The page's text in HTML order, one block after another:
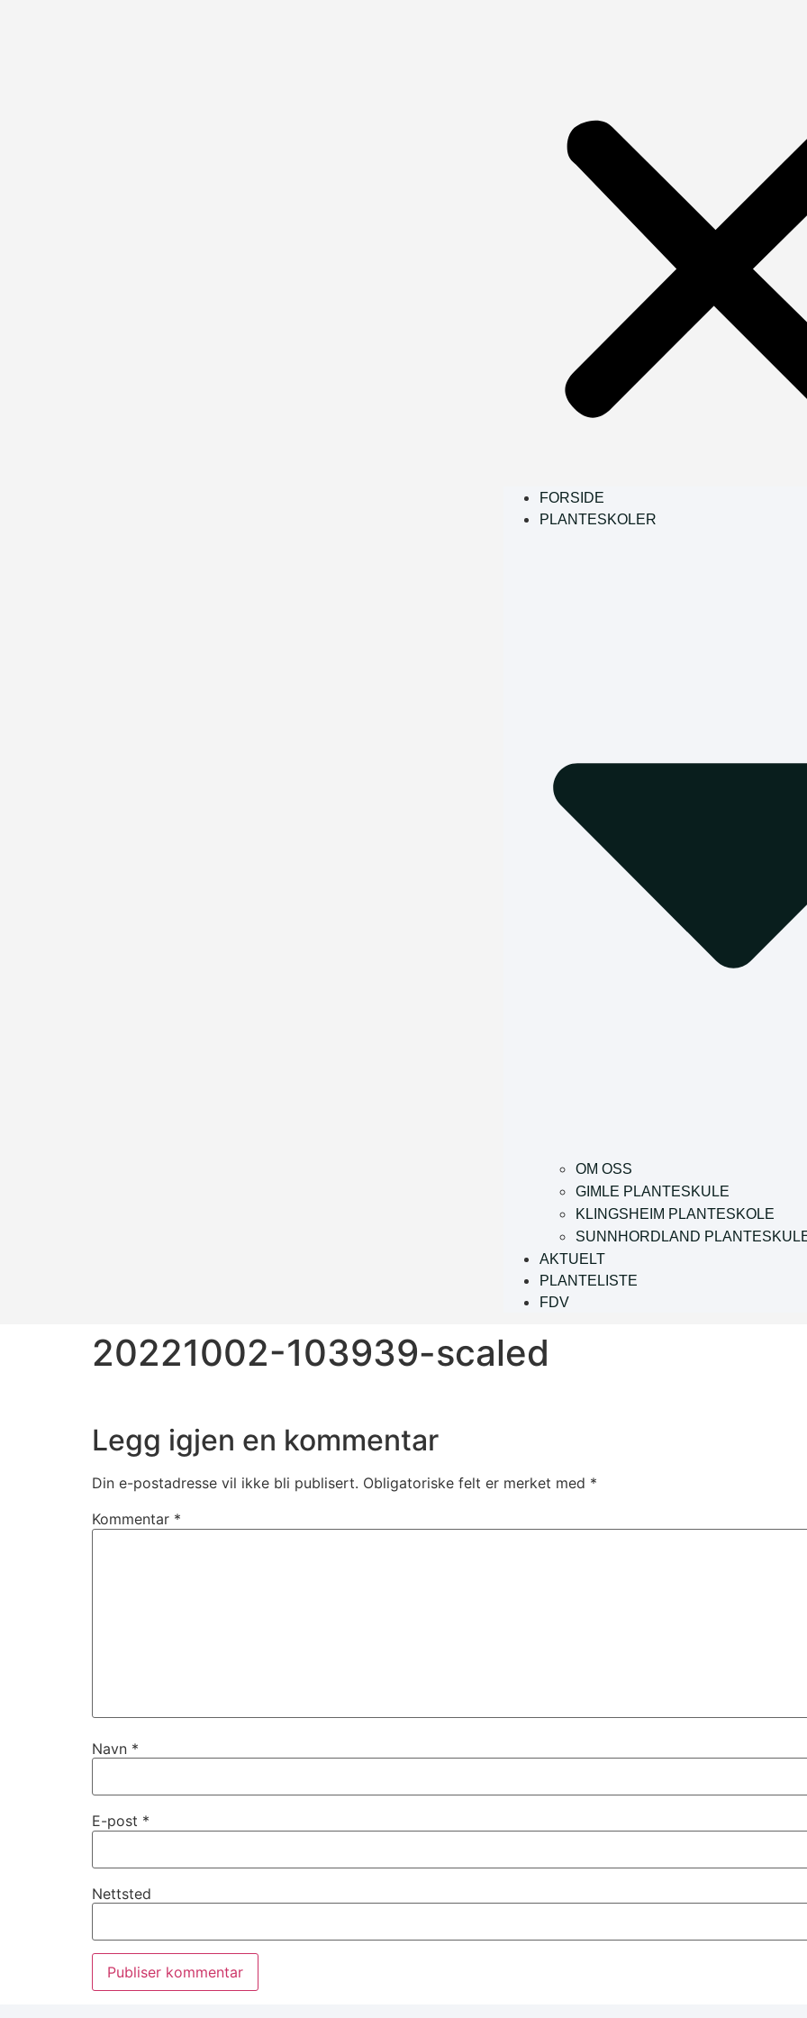
FORSIDE
PLANTESKOLER
OM OSS
GIMLE PLANTESKULE
KLINGSHEIM PLANTESKOLE
SUNNHORDLAND
AKTUELT
PLANTELISTE
FDV
20221002-103939-scaled
Legg igjen en kommentar
Din e-postadresse vil ikke bli publisert. Obligatoriske felt er merket med *
Kommentar *
Navn *
E-post *
Nettsted